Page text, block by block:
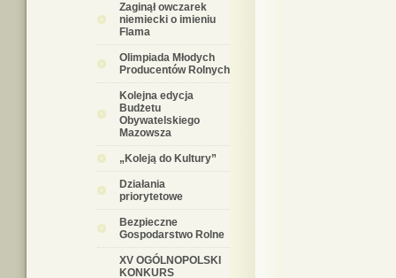
Zaginął owczarek
niemiecki o imieniu
Flama
Olimpiada Młodych
Producentów Rolnych
Kolejna edycja
Budżetu
Obywatelskiego
Mazowsza
„Koleją do Kultury”
Działania
priorytetowe
Bezpieczne
Gospodarstwo Rolne
XV OGÓLNOPOLSKI
KONKURS